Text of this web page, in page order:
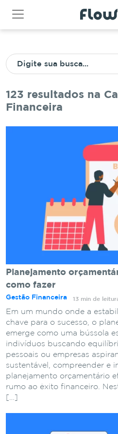
123 resultados na
Financeira
Planejamento
como fazer
Gestão Financeira 13 min de
Em um mundo onde a
chave para o sucesso, o
emerge como uma bússola
indivíduos buscando
pessoais ou empresas
sustentável, compreender e
planejamento orçamentário
rumo ao êxito financeiro.
[…]